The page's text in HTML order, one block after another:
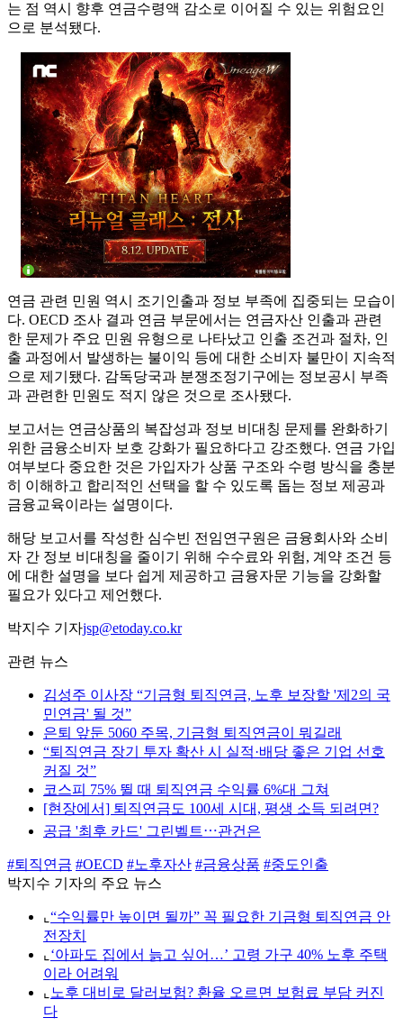
는 점 역시 향후 연금수령액 감소로 이어질 수 있는 위험요인
으로 분석됐다.
연금 관련 민원 역시 조기인출과 정보 부족에 집중되는 모습이
다. OECD 조사 결과 연금 부문에서는 연금자산 인출과 관련
한 문제가 주요 민원 유형으로 나타났고 인출 조건과 절차, 인
출 과정에서 발생하는 불이익 등에 대한 소비자 불만이 지속적
으로 제기됐다. 감독당국과 분쟁조정기구에는 정보공시 부족
과 관련한 민원도 적지 않은 것으로 조사됐다.
보고서는 연금상품의 복잡성과 정보 비대칭 문제를 완화하기
위한 금융소비자 보호 강화가 필요하다고 강조했다. 연금 가입
여부보다 중요한 것은 가입자가 상품 구조와 수령 방식을 충분
히 이해하고 합리적인 선택을 할 수 있도록 돕는 정보 제공과
금융교육이라는 설명이다.
해당 보고서를 작성한 심수빈 전임연구원은 금융회사와 소비
자 간 정보 비대칭을 줄이기 위해 수수료와 위험, 계약 조건 등
에 대한 설명을 보다 쉽게 제공하고 금융자문 기능을 강화할
필요가 있다고 제언했다.
박지수 기자jsp@etoday.co.kr
관련 뉴스
김성주 이사장 “기금형 퇴직연금, 노후 보장할 '제2의 국
민연금' 될 것”
은퇴 앞둔 5060 주목, 기금형 퇴직연금이 뭐길래
“퇴직연금 장기 투자 확산 시 실적·배당 좋은 기업 선호
커질 것”
코스피 75% 뛸 때 퇴직연금 수익률 6%대 그쳐
[현장에서] 퇴직연금도 100세 시대, 평생 소득 되려면?
공급 '최후 카드' 그린벨트⋯관건은
#퇴직연금 #OECD #노후자산 #금융상품 #중도인출
박지수 기자의 주요 뉴스
⌞ “수익률만 높이면 될까” 꼭 필요한 기금형 퇴직연금 안
전장치
⌞ ‘아파도 집에서 늙고 싶어…’ 고령 가구 40% 노후 주택
이라 어려워
⌞ 노후 대비로 달러보험? 환율 오르면 보험료 부담 커진
다